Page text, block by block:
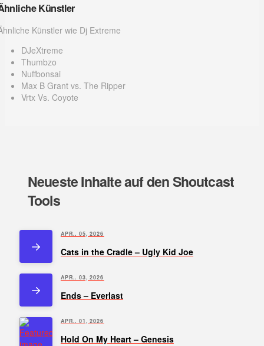
Künstler
Künstler wie Dj Extreme
DJeXtreme
Thumbzo
Nuffbonsai
Max B Grant vs. The Ripper
Vrtx Vs. Coyote
Neueste Inhalte auf den Shoutcast
Tools
APR.. 05, 2026
Cats in the Cradle – Ugly Kid Joe
APR.. 03, 2026
Ends – Everlast
APR.. 01, 2026
Hold On My Heart – Genesis